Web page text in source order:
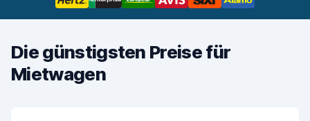
Die günstigsten Preise für
Mietwagen